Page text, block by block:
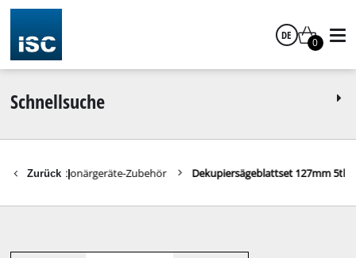
DE
0
Schnellsuche
Zurück |
Stationärgeräte-Zubehör Dekupiersägeblattset 127mm 5tl